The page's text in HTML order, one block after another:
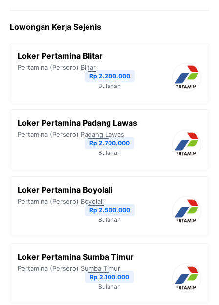
e
o
t
e
e
r
t
A
p
y
i
n
k
Lowongan Kerja Sejenis
Loker Pertamina Blitar
Pertamina (Persero) Blitar
Rp 2.200.000
Bulanan
Loker Pertamina Padang Lawas
Pertamina (Persero) Padang Lawas
Rp 2.700.000
Bulanan
Loker Pertamina Boyolali
Pertamina (Persero) Boyolali
Rp 2.500.000
Bulanan
Loker Pertamina Sumba Timur
Pertamina (Persero) Sumba Timur
Rp 2.100.000
Bulanan